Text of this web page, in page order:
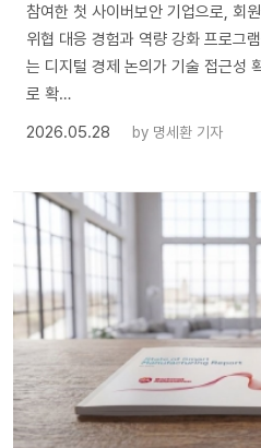
참여한 첫 사이버보안 기업으로, 회
위협 대응 경험과 역량 강화 프로그
는 디지털 경제 논의가 기술 접근성
로 확…
2026.05.28
by 명세환 기자